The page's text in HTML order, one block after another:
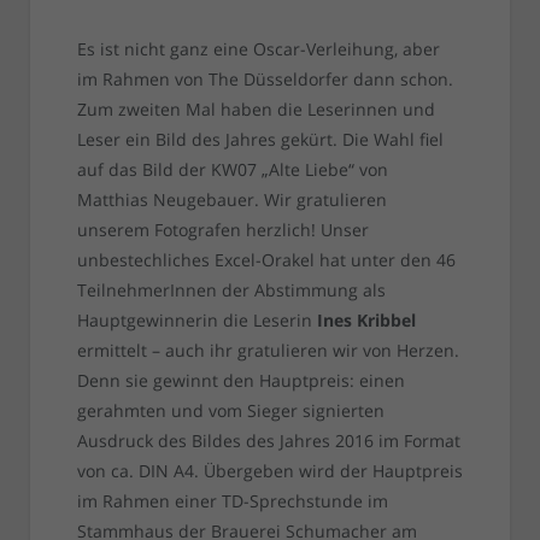
Es ist nicht ganz eine Oscar-Verleihung, aber
im Rahmen von The Düsseldorfer dann schon.
Zum zweiten Mal haben die Leserinnen und
Leser ein Bild des Jahres gekürt. Die Wahl fiel
auf das Bild der KW07 „Alte Liebe“ von
Matthias Neugebauer. Wir gratulieren
unserem Fotografen herzlich! Unser
unbestechliches Excel-Orakel hat unter den 46
TeilnehmerInnen der Abstimmung als
Hauptgewinnerin die Leserin Ines Kribbel
ermittelt – auch ihr gratulieren wir von Herzen.
Denn sie gewinnt den Hauptpreis: einen
gerahmten und vom Sieger signierten
Ausdruck des Bildes des Jahres 2016 im Format
von ca. DIN A4. Übergeben wird der Hauptpreis
im Rahmen einer TD-Sprechstunde im
Stammhaus der Brauerei Schumacher am